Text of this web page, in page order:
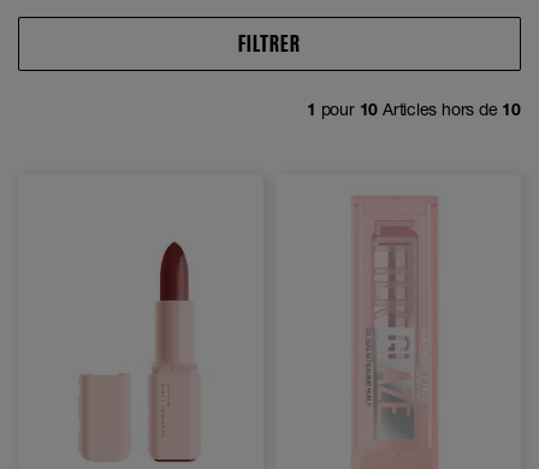
FILTRER
1 pour 10 Articles hors de 10